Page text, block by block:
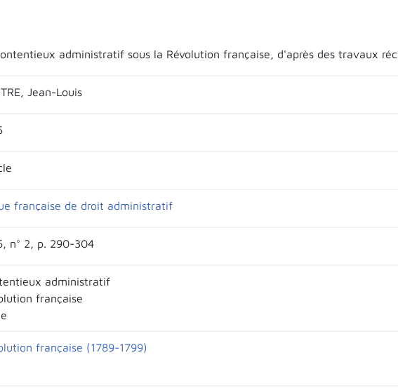
administratif sous la Révolution française, d'après des travaux
Jean-Louis
française de droit administratif
n° 2, p. 290-304
administratif
française
française (1789-1799)